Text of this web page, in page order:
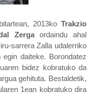
2013koTrakzio
Zergaordaindu ahal
sarrera Zalla udalerriko
daiteke. Borondatez
bidez kobratuko da
gehituta. Bestaldetik,
1ean kobratuko dira